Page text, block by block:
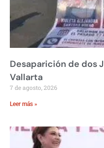
Desaparición de dos
Vallarta
7 de agosto, 2026
Leer más »